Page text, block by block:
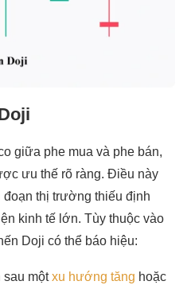
giữa phe mua và phe bán,
ưu thế rõ ràng. Điều này
thị trường thiếu định
kinh tế lớn. Tùy thuộc vào
Doji có thể báo hiệu:
sau mộtxu hướng tăng hoặc